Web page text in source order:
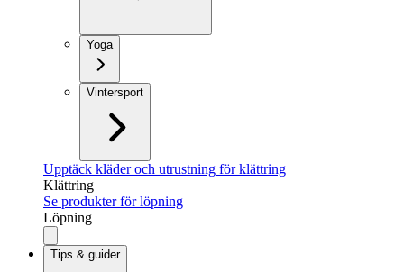
Yoga
Vintersport
Upptäck kläder och utrustning för klättring
Klättring
Se produkter för löpning
Löpning
Tips & guider